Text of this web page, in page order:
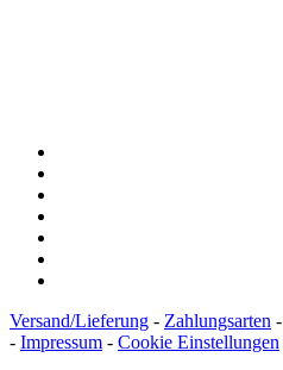
Versand/Lieferung - Zahlungsarten -
- Impressum - Cookie Einstellungen